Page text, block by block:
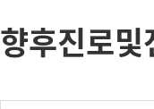
향후진로및